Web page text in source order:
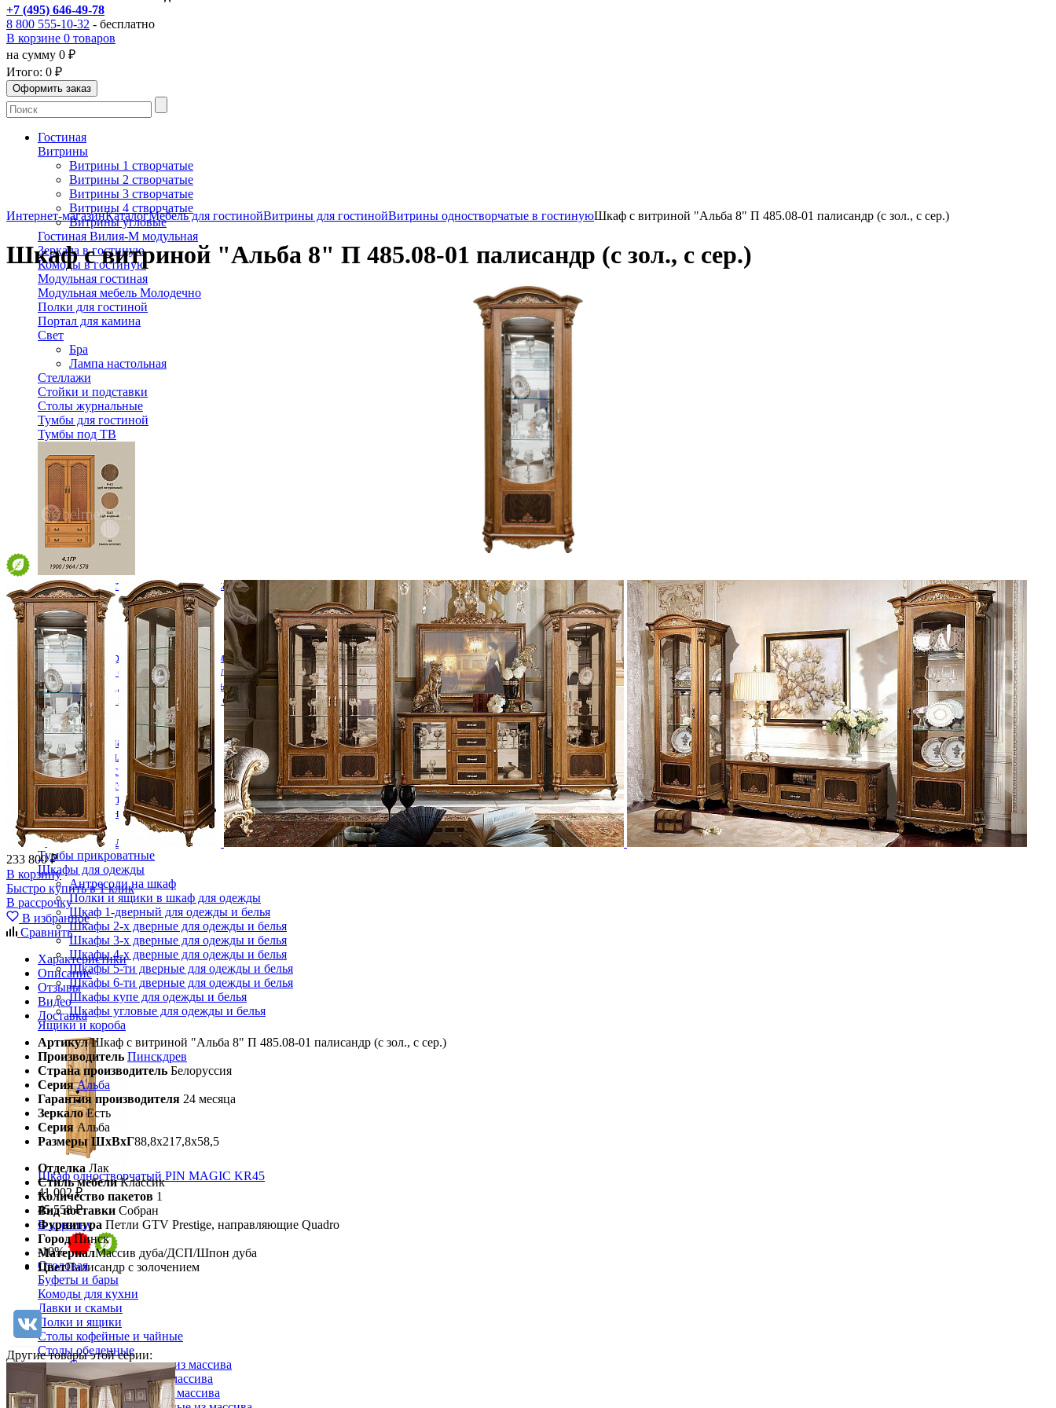
+7 (495) 646-49-78
8 800 555-10-32 - бесплатно
В корзине 0 товаров
на сумму 0 ₽
Итого: 0 ₽
Гостиная
Витрины
Витрины 1 створчатые
Витрины 2 створчатые
Витрины 3 створчатые
Витрины 4 створчатые
Витрины угловые
Гостиная Вилия-М модульная
Зеркала в гостиную
Комоды в гостиную
Модульная гостиная
Модульная мебель Молодечно
Полки для гостиной
Портал для камина
Свет
Бра
Лампа настольная
Стеллажи
Стойки и подставки
Столы журнальные
Тумбы для гостиной
Тумбы под ТВ
Модульная гостиная Вилия-М Шкаф комбинированный №4.1 ГР
99 696 ₽
Спальня
Деревянные кровати с подъемным механизмом
Кровати односпальные с подъемным механизмом
Кровати двуспальные с подъемным механизмом
Кровати полутороспальные с подъемным механизмом
Зеркала
Комоды
Кровати двуспальные
Кровати металлические
Кровати односпальные
Кровати полутороспальные
Решетки и настилы под матрас
Спальные гарнитуры
Тахта
Туалетные столики
Тумбы прикроватные
Шкафы для одежды
Антресоли на шкаф
Полки и ящики в шкаф для одежды
Шкаф 1-дверный для одежды и белья
Шкафы 2-х дверные для одежды и белья
Шкафы 3-х дверные для одежды и белья
Шкафы 4-х дверные для одежды и белья
Шкафы 5-ти дверные для одежды и белья
Шкафы 6-ти дверные для одежды и белья
Шкафы купе для одежды и белья
Шкафы угловые для одежды и белья
Ящики и короба
Шкаф одностворчатый PIN MAGIC KR45
41 002 ₽
45 558 ₽
В корзину
-10%
Столовая
Буфеты и бары
Комоды для кухни
Лавки и скамьи
Полки и ящики
Столы кофейные и чайные
Столы обеденные
Столы квадратные из массива
Столы круглые из массива
Столы овальные из массива
Интернет-магазинКаталогМебель для гостинойВитрины для гостинойВитрины одностворчатые в гостинуюШкаф с витриной "Альба 8" П 485.08-01 палисандр (с зол., с сер.)
Шкаф с витриной "Альба 8" П 485.08-01 палисандр (с зол., с сер.)
233 800 ₽
В корзину
Быстро купить в 1 клик
В рассрочку
В избранное
Сравнить
Характеристики
Описание
Отзывы
Видео
Доставка
Артикул Шкаф с витриной "Альба 8" П 485.08-01 палисандр (с зол., с сер.)
Производитель Пинскдрев
Страна производитель Белоруссия
Серия Альба
Гарантия производителя 24 месяца
Зеркало Есть
Серия Альба
Размеры ШхВхГ88,8х217,8х58,5
Отделка Лак
Стиль мебели Классик
Количество пакетов 1
Вид поставки Собран
Фурнитура Петли GTV Prestige, направляющие Quadro
Город Пинск
МатериалМассив дуба/ДСП/Шпон дуба
ЦветПалисандр с золочением
Другие товары этой серии: